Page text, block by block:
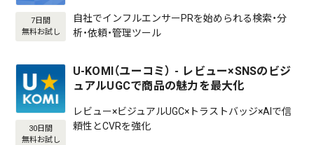
7日間
無料お試し
自社でインフルエンサーPRを始められる検索・分
析・依頼・管理ツール
30日間
無料お試し
U-KOMI（ユーコミ） - レビュー×SNSのビジ
ュアルUGCで商品の魅力を最大化
レビュー×ビジュアルUGC×トラストバッジ×AIで信
頼性とCVRを強化